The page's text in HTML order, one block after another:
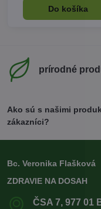
Do košíka
prírodné
Ako sú s našimi
zákazníci?
Bc. Veronika Flašková
ZDRAVIE NA DOSAH
ČSA 7, 977 01